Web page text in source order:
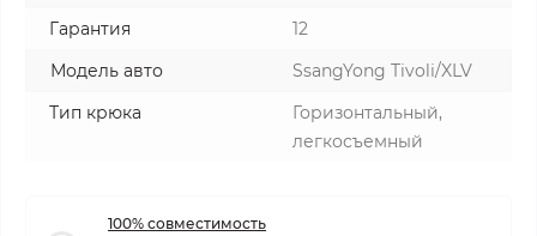
Гарантия
12
Модель авто
SsangYong Tivoli/XLV
Тип крюка
Горизонтальный,
легкосъемный
100% совместимость